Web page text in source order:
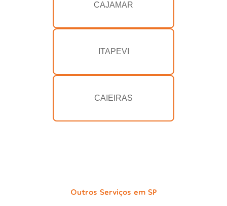
CAJAMAR
ITAPEVI
CAIEIRAS
Outros Serviços em SP